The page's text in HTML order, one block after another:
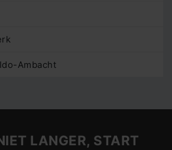
Ambacht
LANGER, START